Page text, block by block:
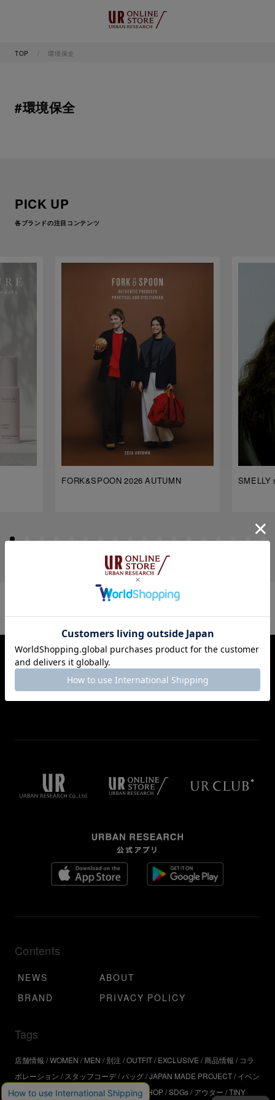
TOP 環境保全
#環境保全
PICK UP
各ブランドの注目コンテンツ
FORK&SPOON 2026 AUTUMN SMELLY
Contents
NEWS
ABOUT
BRAND
PRIVACY POLICY
Tags
店舗情報 WOMEN MEN 別注 OUTFIT EXCLUSIVE 商品情報
コラ
ボレーション
スタッフコーデ バッグ JAPAN MADE PROJECT イベン
ト アウトドア インタビュー WORKSHOP SDGs アウター TINY